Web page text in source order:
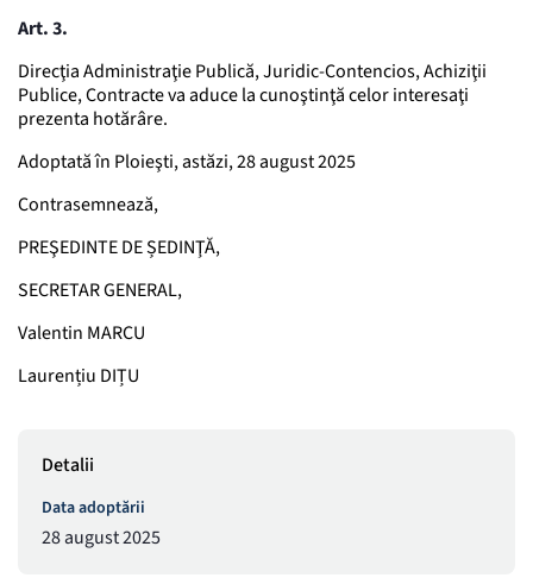
Art. 3.
Direcţia Administraţie Publică, Juridic-Contencios, Achiziţii
Publice, Contracte va aduce la cunoştinţă celor interesaţi
prezenta hotărâre.
Adoptată în Ploieşti, astăzi, 28 august 2025
Contrasemnează,
PREŞEDINTE DE ȘEDINŢĂ,
SECRETAR GENERAL,
Valentin MARCU
Laurențiu DIȚU
Detalii
Data adoptării
28 august 2025